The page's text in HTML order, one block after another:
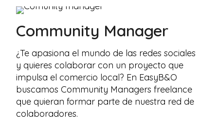
Community Manager
¿Te apasiona el mundo de las redes sociales
y quieres colaborar con un proyecto que
impulsa el comercio local? En EasyB&O
buscamos Community Managers freelance
que quieran formar parte de nuestra red de
colaboradores.